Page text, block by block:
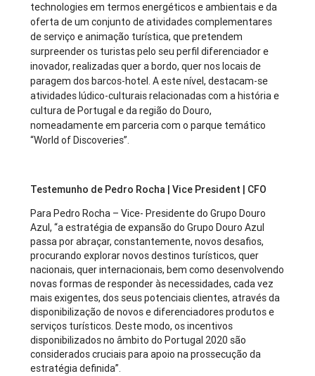
technologies em termos energéticos e ambientais e da
oferta de um conjunto de atividades complementares
de serviço e animação turística, que pretendem
surpreender os turistas pelo seu perfil diferenciador e
inovador, realizadas quer a bordo, quer nos locais de
paragem dos barcos-hotel. A este nível, destacam-se
atividades lúdico-culturais relacionadas com a história e
cultura de Portugal e da região do Douro,
nomeadamente em parceria com o parque temático
“World of Discoveries”.
Testemunho de Pedro Rocha | Vice President | CFO
Para Pedro Rocha – Vice- Presidente do Grupo Douro
Azul, “a estratégia de expansão do Grupo Douro Azul
passa por abraçar, constantemente, novos desafios,
procurando explorar novos destinos turísticos, quer
nacionais, quer internacionais, bem como desenvolvendo
novas formas de responder às necessidades, cada vez
mais exigentes, dos seus potenciais clientes, através da
disponibilização de novos e diferenciadores produtos e
serviços turísticos. Deste modo, os incentivos
disponibilizados no âmbito do Portugal 2020 são
considerados cruciais para apoio na prossecução da
estratégia definida”.